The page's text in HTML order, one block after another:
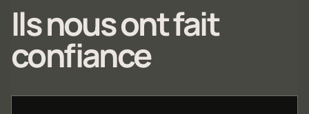
Ils nous ont fait
confiance